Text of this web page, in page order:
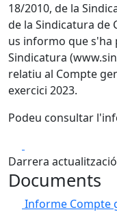
18/2010, de la
de la Sindicatura de
us informo que s'ha
Sindicatura
relatiu al Compte
exercici 2023.
Podeu consultar
Darrera
Documents
Informe Compte